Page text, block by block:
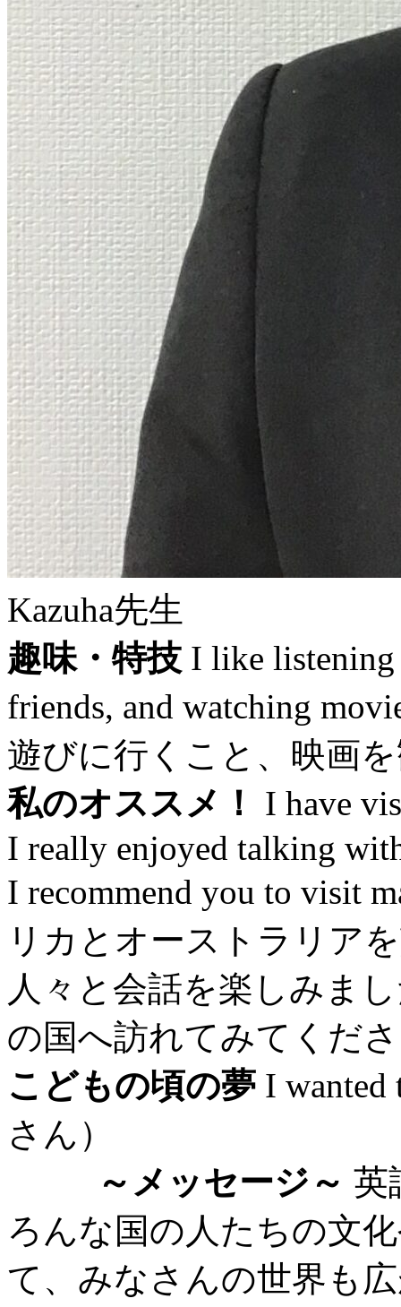
Kazuha先生
趣味・特技 I like
friends, and watching
遊びに行くこと、映画
私のオススメ！
I have
I really enjoyed talking
I recommend you to visit
リカとオーストラリア
人々と会話を楽しみま
の国へ訪れてみてくだ
こどもの頃の夢 I wanted
さん）
～メッセージ～ 英
ろんな国の人たちの文
て、みなさんの世界も